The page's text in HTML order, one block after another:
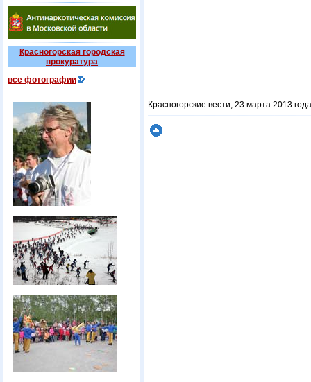
Красногорская городская
прокуратура
все фотографии
Красногорские вести, 23 марта 2013